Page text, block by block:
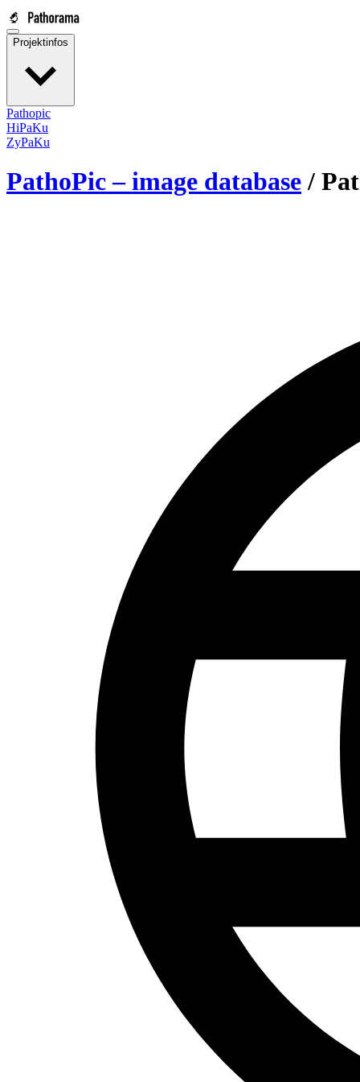
Projektinfos
Pathopic
HiPaKu
ZyPaKu
PathoPic – image database /